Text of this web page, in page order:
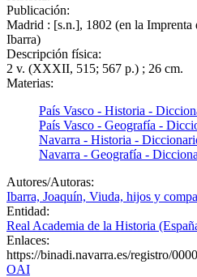
Publicación:
Madrid : [s.n.], 1802 (en la Imprenta
Ibarra)
Descripción física:
2 v. (XXXII, 515; 567 p.) ; 26 cm.
Materias:
País Vasco - Historia -
País Vasco - Geografía -
Navarra - Historia -
Navarra - Geografía -
Autores/Autoras:
Ibarra, Joaquín, Viuda, hijos y
Entidad:
Real Academia de la Historia
Enlaces:
https://binadi.navarra.es/registro/
OAI